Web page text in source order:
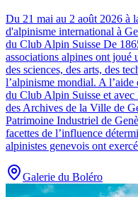
Du 21 mai au 2 août 2026 à
d'alpinisme international à
du Club Alpin Suisse De
associations alpines ont joué
des sciences, des arts, des
l’alpinisme mondial. A
du Club Alpin Suisse et
des Archives de la Ville de
Patrimoine Industriel de
facettes de l’influence
alpinistes genevois ont
Galerie du Boléro